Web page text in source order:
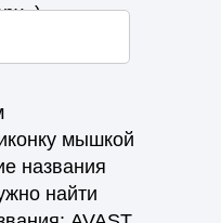
браузер
браузер
мышкой
названия
найти